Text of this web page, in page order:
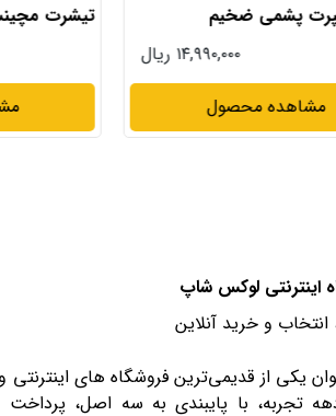
ضخیم
۱۴,۹۹۰,۰۰۰ ریال
محصول
تیشرت مچینست
مشاهده
اینترنتی لوکس شاپ
انتخاب و خرید آنلاین
یکی از قدیمی‌ترین فروشگاه های
تجربه، با پایبندی به سه اصل،